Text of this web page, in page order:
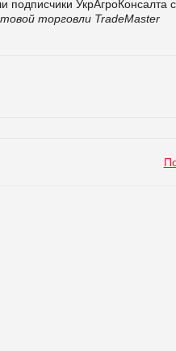
УкрАгроКонсалта
торговли TradeMaster